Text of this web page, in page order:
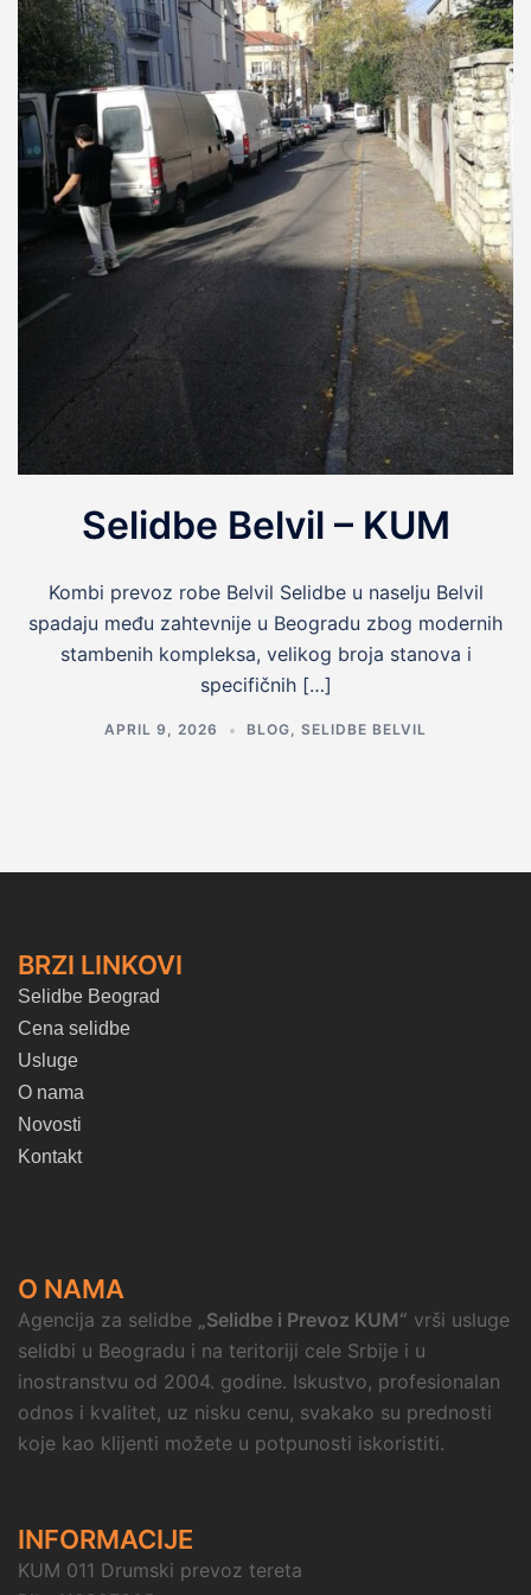
Selidbe Belvil – KUM
Kombi prevoz robe Belvil Selidbe u naselju Belvil
spadaju među zahtevnije u Beogradu zbog modernih
stambenih kompleksa, velikog broja stanova i
specifičnih […]
APRIL 9, 2026 BLOG, SELIDBE BELVIL
BRZI LINKOVI
Selidbe Beograd
Cena selidbe
Usluge
O nama
Novosti
Kontakt
O NAMA
Agencija za selidbe „Selidbe i Prevoz KUM“ vrši usluge
selidbi u Beogradu i na teritoriji cele Srbije i u
inostranstvu od 2004. godine. Iskustvo, profesionalan
odnos i kvalitet, uz nisku cenu, svakako su prednosti
koje kao klijenti možete u potpunosti iskoristiti.
INFORMACIJE
KUM 011 Drumski prevoz tereta